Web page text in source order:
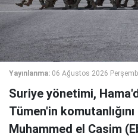
Yayınlanma: 06 Ağustos 2026
Suriye yönetimi,
Tümen'in
Muhammed el Casim